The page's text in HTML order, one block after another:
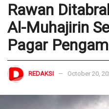
Rawan
Al-Muhajirin
Pagar
REDAKSI October 20,